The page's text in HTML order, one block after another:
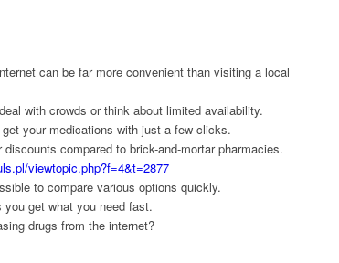
can be far more convenient than visiting a local
with crowds or think about limited availability.
your medications with just a few clicks.
compared to brick-and-mortar pharmacies.
viewtopic.php?f=4&t=2877
to compare various options quickly.
get what you need fast.
drugs from the internet?